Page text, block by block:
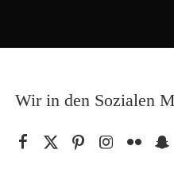
Wir in den Sozialen